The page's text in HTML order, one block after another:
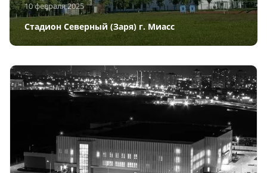
10 февраля 2025
Стадион Северный (Заря) г. Миасс